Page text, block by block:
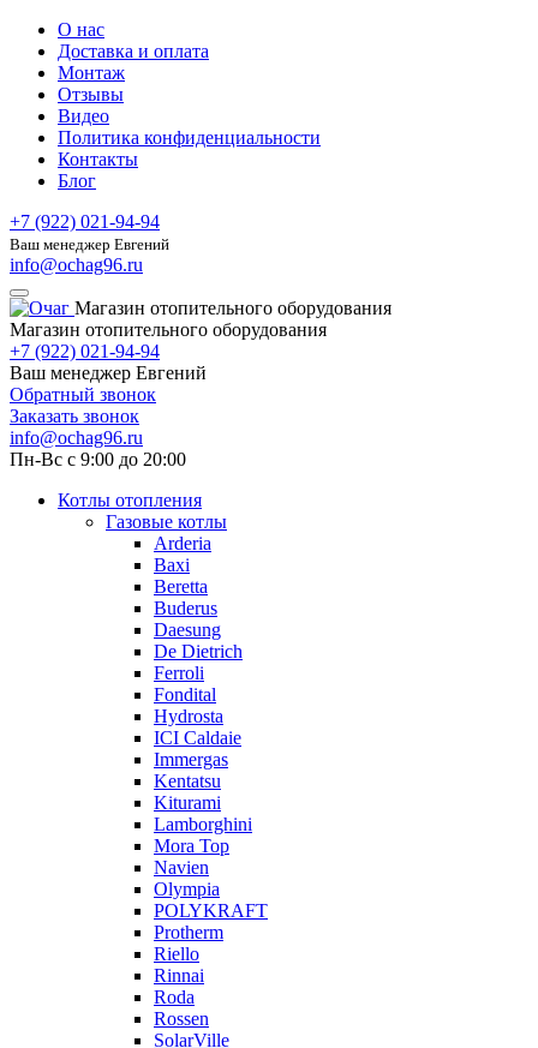
О нас
Доставка и оплата
Монтаж
Отзывы
Видео
Политика конфиденциальности
Контакты
Блог
+7 (922) 021-94-94
Ваш менеджер Евгений
info@ochag96.ru
Магазин отопительного оборудования
Магазин отопительного оборудования
+7 (922) 021-94-94
Ваш менеджер Евгений
Обратный звонок
Заказать звонок
info@ochag96.ru
Пн-Вс с 9:00 до 20:00
Котлы отопления
Газовые котлы
Arderia
Baxi
Beretta
Buderus
Daesung
De Dietrich
Ferroli
Fondital
Hydrosta
ICI Caldaie
Immergas
Kentatsu
Kiturami
Lamborghini
Mora Top
Navien
Olympia
POLYKRAFT
Protherm
Riello
Rinnai
Roda
Rossen
SolarVille